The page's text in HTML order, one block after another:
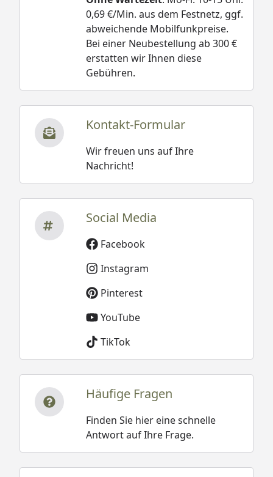
0,69 €/Min. aus dem Festnetz, ggf.
abweichende Mobilfunkpreise.
Bei einer Neubestellung ab 300 €
erstatten wir Ihnen diese
Gebühren.
Kontakt-Formular
Wir freuen uns auf Ihre
Nachricht!
Social Media
Facebook
Instagram
Pinterest
YouTube
TikTok
Häufige Fragen
Finden Sie hier eine schnelle
Antwort auf Ihre Frage.